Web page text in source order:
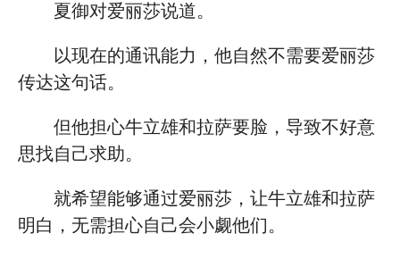
夏御对爱丽莎说道。
以现在的通讯能力，他自然不需要爱丽莎
传达这句话。
但他担心牛立雄和拉萨要脸，导致不好意
思找自己求助。
就希望能够通过爱丽莎，让牛立雄和拉萨
明白，无需担心自己会小觑他们。